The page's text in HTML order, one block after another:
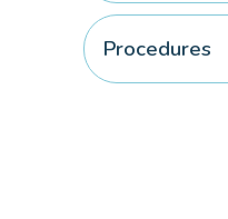
Procedures